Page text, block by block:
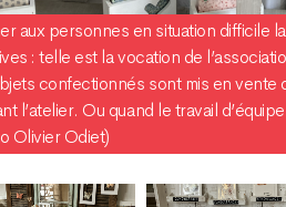
aux personnes en situation difficile
: telle est la vocation de
confectionnés sont mis en vente
l’atelier. Ou quand le travail
Olivier Odiet)